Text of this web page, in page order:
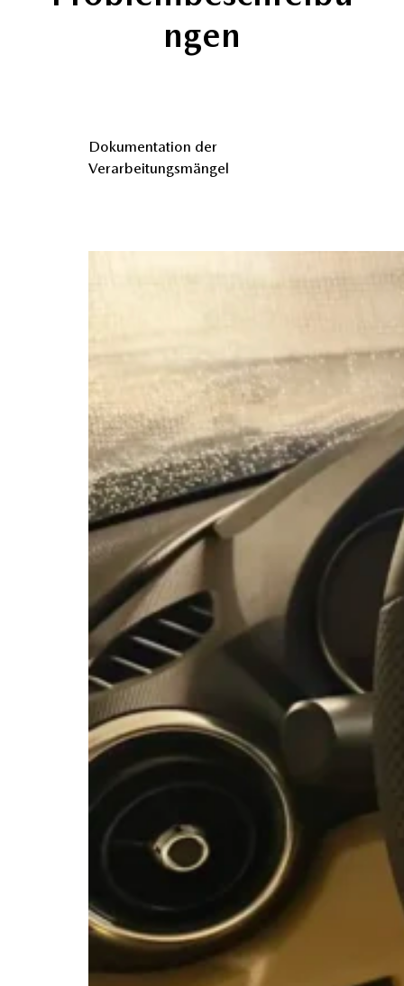
ngen
Dokumentation der
Verarbeitungsmängel